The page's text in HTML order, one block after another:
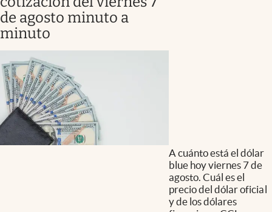
de agosto minuto a
minuto
A cuánto está el dólar
blue hoy viernes 7 de
agosto. Cuál es el
precio del dólar oficial
y de los dólares